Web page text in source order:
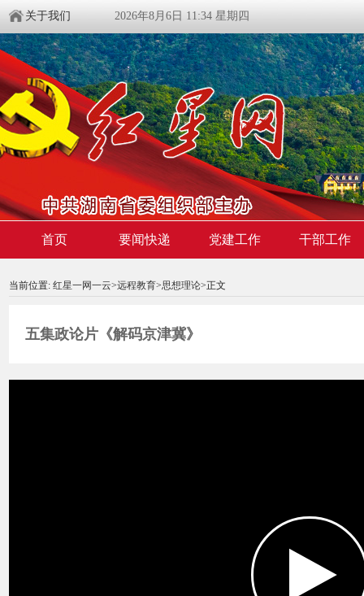
关于我们 2026年8月6日 11:34 星期四
首页 要闻快递 党建工作 干部工作
当前位置: 红星一网一云>远程教育>思想理论>正文
五集政论片《解码京津冀》
00:00:00 / 00:00